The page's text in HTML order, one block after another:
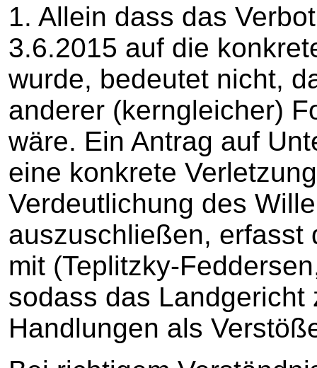
1. Allein dass das
3.6.2015 auf die
wurde, bedeutet nicht,
anderer (kerngleicher)
wäre. Ein Antrag auf
eine konkrete
Verdeutlichung des
auszuschließen, erfasst
mit (Teplitzky-
sodass das
Handlungen als